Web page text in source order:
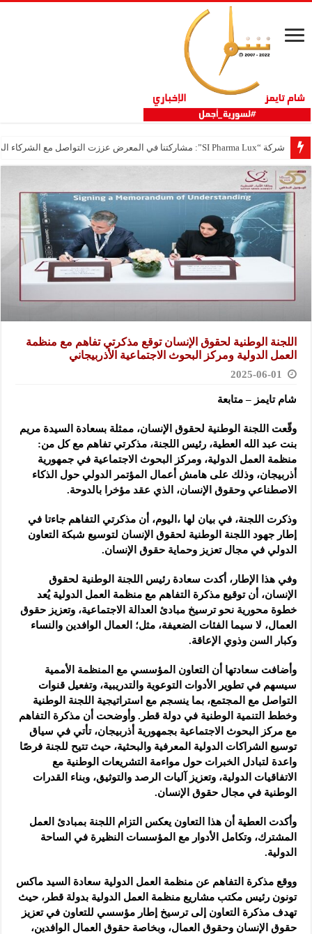
شركة “SI Pharma Lux”: مشاركتنا في المعرض عززت التواصل مع الشركاء المحليين والدوليين
اللجنة الوطنية لحقوق الإنسان توقع مذكرتي تفاهم مع منظمة
العمل الدولية ومركز البحوث الاجتماعية الأذربيجاني
2025-06-01
شام تايمز – متابعة
وقّعت اللجنة الوطنية لحقوق الإنسان، ممثلة بسعادة السيدة مريم
بنت عبد الله العطية، رئيس اللجنة، مذكرتي تفاهم مع كل من:
منظمة العمل الدولية، ومركز البحوث الاجتماعية في جمهورية
أذربيجان، وذلك على هامش أعمال المؤتمر الدولي حول الذكاء
الاصطناعي وحقوق الإنسان، الذي عقد مؤخرا بالدوحة.
وذكرت اللجنة، في بيان لها ،اليوم، أن مذكرتي التفاهم جاءتا في
إطار جهود اللجنة الوطنية لحقوق الإنسان لتوسيع شبكة التعاون
الدولي في مجال تعزيز وحماية حقوق الإنسان.
وفي هذا الإطار، أكدت سعادة رئيس اللجنة الوطنية لحقوق
الإنسان، أن توقيع مذكرة التفاهم مع منظمة العمل الدولية يُعد
خطوة محورية نحو ترسيخ مبادئ العدالة الاجتماعية، وتعزيز حقوق
العمال، لا سيما الفئات الضعيفة، مثل؛ العمال الوافدين والنساء
وكبار السن وذوي الإعاقة.
وأضافت سعادتها أن التعاون المؤسسي مع المنظمة الأممية
سيسهم في تطوير الأدوات التوعوية والتدريبية، وتفعيل قنوات
التواصل مع المجتمع، بما ينسجم مع استراتيجية اللجنة الوطنية
وخطط التنمية الوطنية في دولة قطر. وأوضحت أن مذكرة التفاهم
مع مركز البحوث الاجتماعية بجمهورية أذربيجان، تأتي في سياق
توسيع الشراكات الدولية المعرفية والبحثية، حيث تتيح للجنة فرصًا
واعدة لتبادل الخبرات حول مواءمة التشريعات الوطنية مع
الاتفاقيات الدولية، وتعزيز آليات الرصد والتوثيق، وبناء القدرات
الوطنية في مجال حقوق الإنسان.
وأكدت العطية أن هذا التعاون يعكس التزام اللجنة بمبادئ العمل
المشترك، وتكامل الأدوار مع المؤسسات النظيرة في الساحة
الدولية.
ووقع مذكرة التفاهم عن منظمة العمل الدولية سعادة السيد ماكس
تونون رئيس مكتب مشاريع منظمة العمل الدولية بدولة قطر، حيث
تهدف مذكرة التعاون إلى ترسيخ إطار مؤسسي للتعاون في تعزيز
حقوق الإنسان وحقوق العمال، وبخاصة حقوق العمال الوافدين،